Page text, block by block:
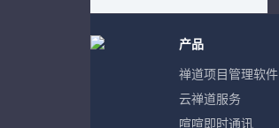
产品
禅道项目管理软件
云禅道服务
喧喧即时通讯